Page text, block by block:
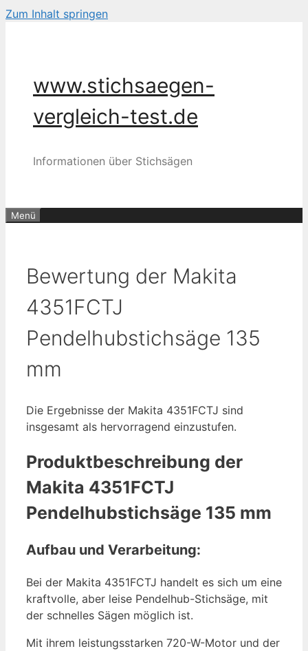
Zum Inhalt springen
www.stichsaegen-
vergleich-test.de
Informationen über Stichsägen
Menü
Bewertung der Makita
4351FCTJ
Pendelhubstichsäge 135
mm
Die Ergebnisse der Makita 4351FCTJ sind
insgesamt als hervorragend einzustufen.
Produktbeschreibung der
Makita 4351FCTJ
Pendelhubstichsäge 135 mm
Aufbau und Verarbeitung:
Bei der Makita 4351FCTJ handelt es sich um eine
kraftvolle, aber leise Pendelhub-Stichsäge, mit
der schnelles Sägen möglich ist.
Mit ihrem leistungsstarken 720-W-Motor und der